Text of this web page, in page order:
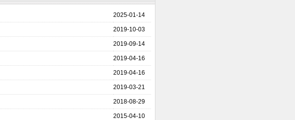
2025-01-14
2019-10-03
2019-09-14
2019-04-16
2019-04-16
2019-03-21
2018-08-29
2015-04-10